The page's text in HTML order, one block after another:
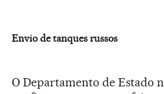
Envio de tanques russos
O Departamento de Estado